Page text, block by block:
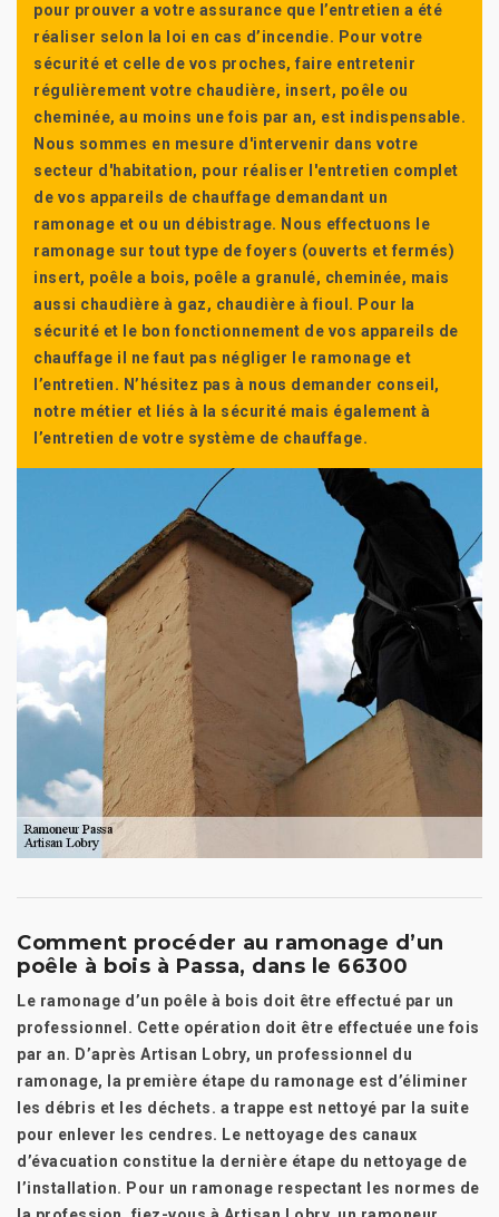
pour prouver a votre assurance que l’entretien a été
réaliser selon la loi en cas d’incendie. Pour votre
sécurité et celle de vos proches, faire entretenir
régulièrement votre chaudière, insert, poêle ou
cheminée, au moins une fois par an, est indispensable.
Nous sommes en mesure d'intervenir dans votre
secteur d'habitation, pour réaliser l'entretien complet
de vos appareils de chauffage demandant un
ramonage et ou un débistrage. Nous effectuons le
ramonage sur tout type de foyers (ouverts et fermés)
insert, poêle a bois, poêle a granulé, cheminée, mais
aussi chaudière à gaz, chaudière à fioul. Pour la
sécurité et le bon fonctionnement de vos appareils de
chauffage il ne faut pas négliger le ramonage et
l’entretien. N’hésitez pas à nous demander conseil,
notre métier et liés à la sécurité mais également à
l’entretien de votre système de chauffage.
Comment procéder au ramonage d’un
poêle à bois à Passa, dans le 66300
Le ramonage d’un poêle à bois doit être effectué par un
professionnel. Cette opération doit être effectuée une fois
par an. D’après Artisan Lobry, un professionnel du
ramonage, la première étape du ramonage est d’éliminer
les débris et les déchets. a trappe est nettoyé par la suite
pour enlever les cendres. Le nettoyage des canaux
d’évacuation constitue la dernière étape du nettoyage de
l’installation. Pour un ramonage respectant les normes de